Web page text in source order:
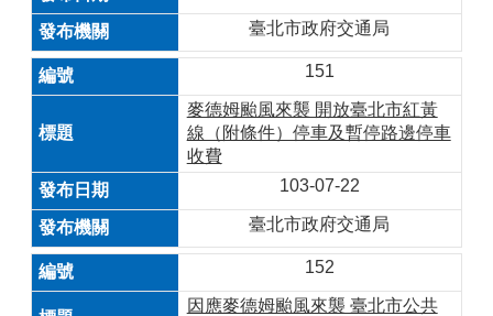
臺北市政府交通局
151
麥德姆颱風來襲 開放臺北市紅黃
線（附條件）停車及暫停路邊停車
收費
103-07-22
臺北市政府交通局
152
因應麥德姆颱風來襲 臺北市公共